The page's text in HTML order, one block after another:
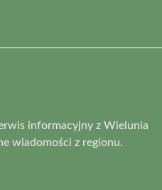
informacyjny z Wielunia
wiadomości z regionu.